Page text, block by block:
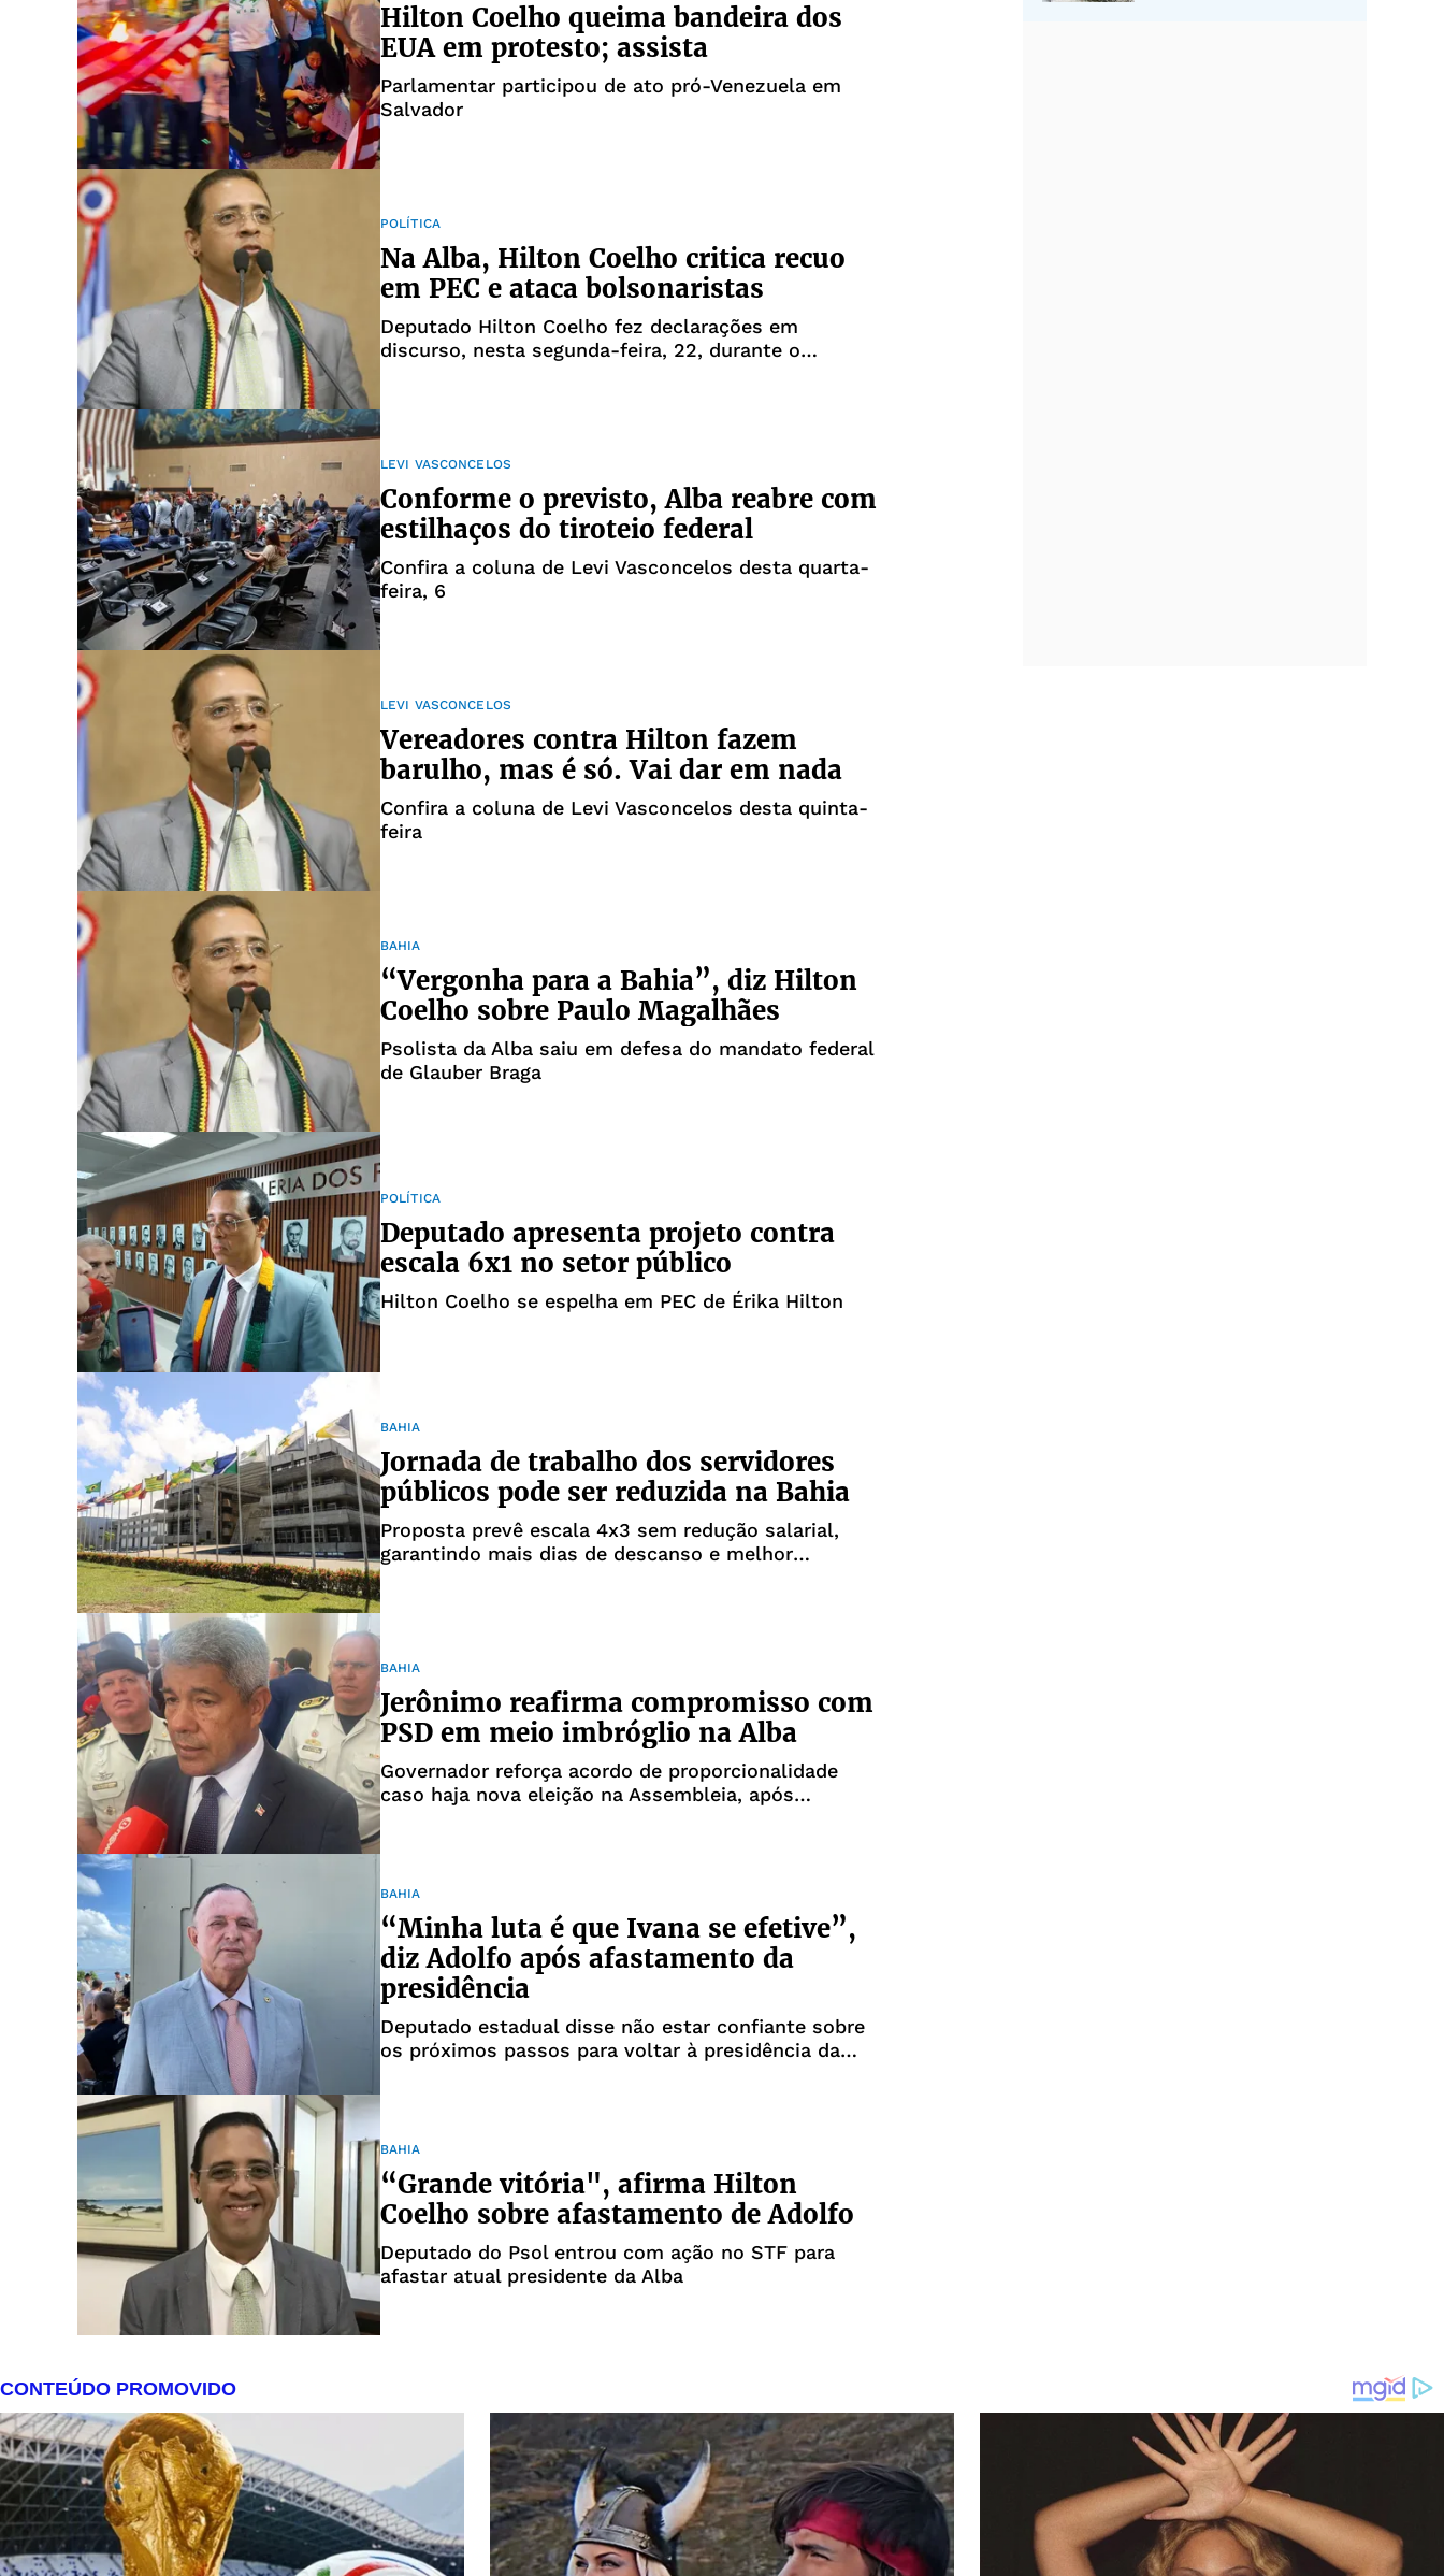
Hilton Coelho queima bandeira dos
EUA em protesto; assista
Parlamentar participou de ato pró-Venezuela em
Salvador
POLÍTICA
Na Alba, Hilton Coelho critica recuo
em PEC e ataca bolsonaristas
Deputado Hilton Coelho fez declarações em
discurso, nesta segunda-feira, 22, durante o
LEVI VASCONCELOS
Conforme o previsto, Alba reabre com
estilhaços do tiroteio federal
Confira a coluna de Levi Vasconcelos desta quarta-
feira, 6
LEVI VASCONCELOS
Vereadores contra Hilton fazem
barulho, mas é só. Vai dar em nada
Confira a coluna de Levi Vasconcelos desta quinta-
feira
BAHIA
“Vergonha para a Bahia”, diz Hilton
Coelho sobre Paulo Magalhães
Psolista da Alba saiu em defesa do mandato federal
de Glauber Braga
POLÍTICA
Deputado apresenta projeto contra
escala 6x1 no setor público
Hilton Coelho se espelha em PEC de Érika Hilton
BAHIA
Jornada de trabalho dos servidores
públicos pode ser reduzida na Bahia
Proposta prevê escala 4x3 sem redução salarial,
garantindo mais dias de descanso e melhor
BAHIA
Jerônimo reafirma compromisso com
PSD em meio imbróglio na Alba
Governador reforça acordo de proporcionalidade
caso haja nova eleição na Assembleia, após
BAHIA
“Minha luta é que Ivana se efetive”,
diz Adolfo após afastamento da
presidência
Deputado estadual disse não estar confiante sobre
os próximos passos para voltar à presidência da
BAHIA
“Grande vitória", afirma Hilton
Coelho sobre afastamento de Adolfo
Deputado do Psol entrou com ação no STF para
afastar atual presidente da Alba